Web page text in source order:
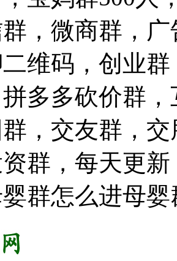
，微商群，
维码，创业
多多砍价群
，交友群，
群，每天更
群怎么进母